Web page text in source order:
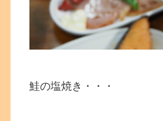
鮭の塩焼き・・・